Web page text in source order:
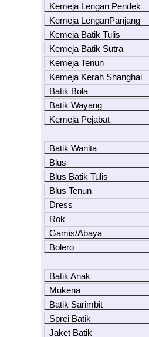
Kemeja Lengan Pendek
Kemeja LenganPanjang
Kemeja Batik Tulis
Kemeja Batik Sutra
Kemeja Tenun
Kemeja Kerah Shanghai
Batik Bola
Batik Wayang
Kemeja Pejabat
Batik Wanita
Blus
Blus Batik Tulis
Blus Tenun
Dress
Rok
Gamis/Abaya
Bolero
Batik Anak
Mukena
Batik Sarimbit
Sprei Batik
Jaket Batik